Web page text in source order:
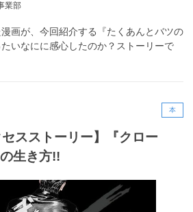
業部
画が、今回紹介する『たくあんとバツの
いなにに感心したのか？ストーリーで
本
セスストーリー】『クロー
生き方!!